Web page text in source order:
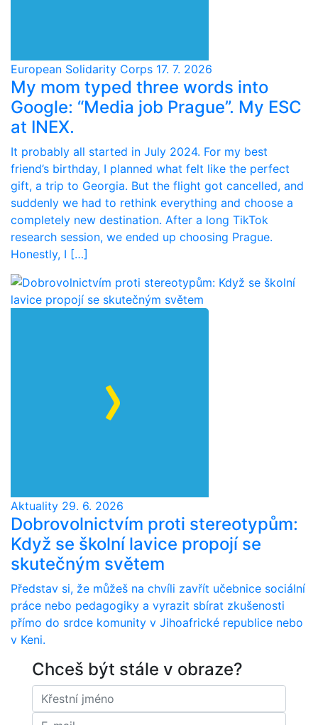
European Solidarity Corps 17. 7. 2026
My mom typed three words into
Google: “Media job Prague”. My ESC
at INEX.
It probably all started in July 2024. For my best
friend’s birthday, I planned what felt like the perfect
gift, a trip to Georgia. But the flight got cancelled, and
suddenly we had to rethink everything and choose a
completely new destination. After a long TikTok
research session, we ended up choosing Prague.
Honestly, I […]
Aktuality 29. 6. 2026
Dobrovolnictvím proti stereotypům:
Když se školní lavice propojí se
skutečným světem
Představ si, že můžeš na chvíli zavřít učebnice sociální
práce nebo pedagogiky a vyrazit sbírat zkušenosti
přímo do srdce komunity v Jihoafrické republice nebo
v Keni.
Chceš být stále v obraze?